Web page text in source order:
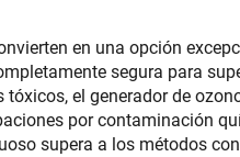
en una opción
segura para
el generador de
por contaminación
supera a los métodos